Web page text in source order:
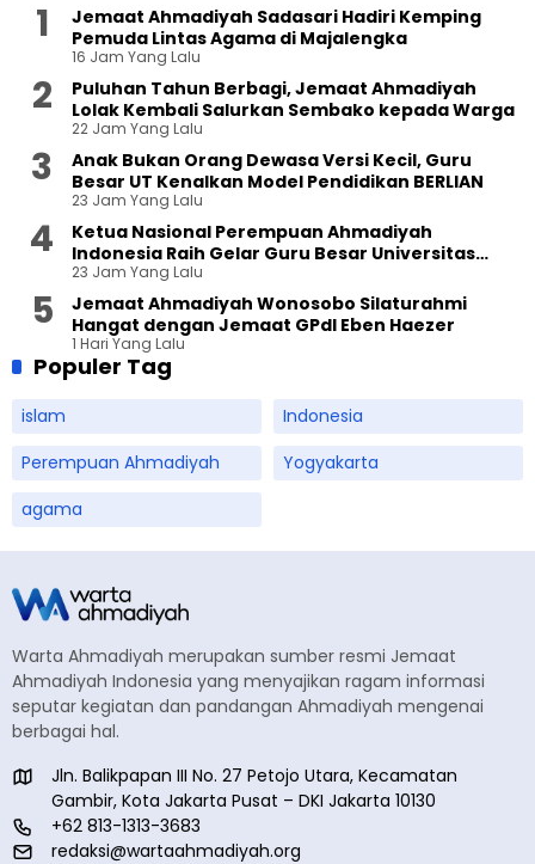
Jemaat Ahmadiyah Sadasari Hadiri Kemping
Pemuda Lintas Agama di Majalengka
16 Jam Yang Lalu
Puluhan Tahun Berbagi, Jemaat Ahmadiyah
Lolak Kembali Salurkan Sembako kepada Warga
22 Jam Yang Lalu
Anak Bukan Orang Dewasa Versi Kecil, Guru
Besar UT Kenalkan Model Pendidikan BERLIAN
23 Jam Yang Lalu
Ketua Nasional Perempuan Ahmadiyah
Indonesia Raih Gelar Guru Besar Universitas
Terbuka
23 Jam Yang Lalu
Jemaat Ahmadiyah Wonosobo Silaturahmi
Hangat dengan Jemaat GPdI Eben Haezer
1 Hari Yang Lalu
Populer Tag
islam
Indonesia
Perempuan Ahmadiyah
Yogyakarta
agama
Warta Ahmadiyah merupakan sumber resmi Jemaat
Ahmadiyah Indonesia yang menyajikan ragam informasi
seputar kegiatan dan pandangan Ahmadiyah mengenai
berbagai hal.
Jln. Balikpapan III No. 27 Petojo Utara, Kecamatan
Gambir, Kota Jakarta Pusat – DKI Jakarta 10130
+62 813-1313-3683
redaksi@wartaahmadiyah.org